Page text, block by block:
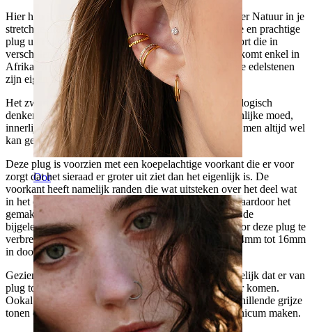
Oor
Hier heb je alweer de mogelijkheid een stuk uit Moeder Natuur in je
stretch te dragen. Hier hebben we namelijk een unieke en prachtige
plug uit echte zwarte agaatsteen. Agaat is een steensoort die in
verschillende kleuren bestaat, maar de zwarte variant komt enkel in
Afrika en Brazilie voor. Zwart agaat heeft zoals andere edelstenen
zijn eigen betekenis en eigenschappen.
Het zwart agaat werkt stabiliserend voor praktisch en logisch
denken. Verder heeft het een positief effect op persoonlijke moed,
innerlijke rust en veerkracht. Allen eigenschappen die men altijd wel
kan gebruiken.
Deze plug is voorzien met een koepelachtige voorkant die er voor
zorgt dat het sieraad er groter uit ziet dan het eigenlijk is. De
voorkant heeft namelijk randen die wat uitsteken over het deel wat
in het oor zit. De achterkant is echter helemaal vlak waardoor het
gemakkelijk in het oor in te brengen is, en daarna met de
bijgeleverde O-ring te fixeren is. Om de doelgroep voor deze plug te
verbreden, is de plug verkrijgbaar in vele maten, van 4mm tot 16mm
in doorsnede.
Gezien agaat een product van de natuur is, is het mogelijk dat er van
plug tot plug kleine kleur- en structuurverschillen voor komen.
Ookal heet het 'zwart' agaat, zijn er minstens 50 verschillende grijze
tonen die zich kunnen vertonen en van elk stuk een unicum maken.